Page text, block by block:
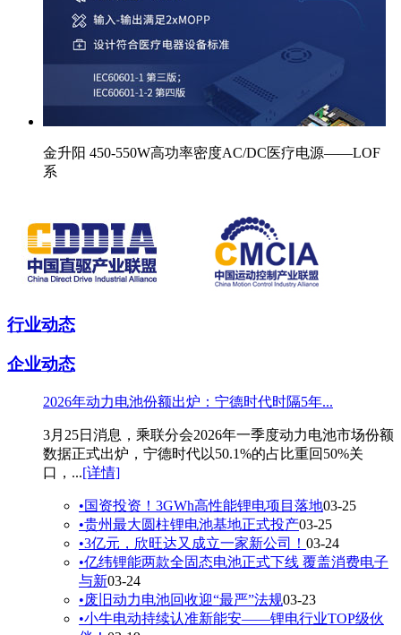
金升阳 450-550W高功率密度AC/DC医疗电源——LOF
系
行业动态
企业动态
2026年动力电池份额出炉：宁德时代时隔5年...
3月25日消息，乘联分会2026年一季度动力电池市场份额
数据正式出炉，宁德时代以50.1%的占比重回50%关
口，...[详情]
•国资投资！3GWh高性能锂电项目落地03-25
•贵州最大圆柱锂电池基地正式投产03-25
•3亿元，欣旺达又成立一家新公司！ 03-24
•亿纬锂能两款全固态电池正式下线 覆盖消费电子
与新03-24
•废旧动力电池回收迎“最严”法规03-23
•小牛电动持续认准新能安——锂电行业TOP级伙